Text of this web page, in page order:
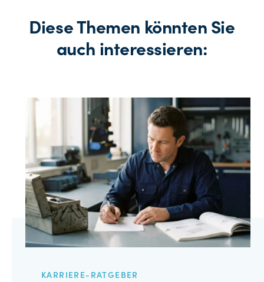
Diese Themen könnten Sie
auch interessieren:
KARRIERE-RATGEBER